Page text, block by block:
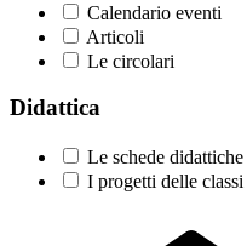
Calendario eventi
Articoli
Le circolari
Didattica
Le schede didattiche
I progetti delle classi